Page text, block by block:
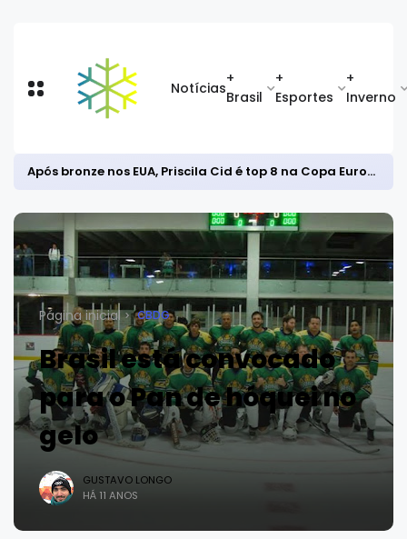
Notícias
+
Brasil
+
Esportes
+
Inverno
Após bronze nos EUA, Priscila Cid é top 8 na Copa Europeia de snowboard halfpipe
Página inicial CBDG
Brasil está convocado
para o Pan de hóquei no
gelo
GUSTAVO LONGO
HÁ 11 ANOS